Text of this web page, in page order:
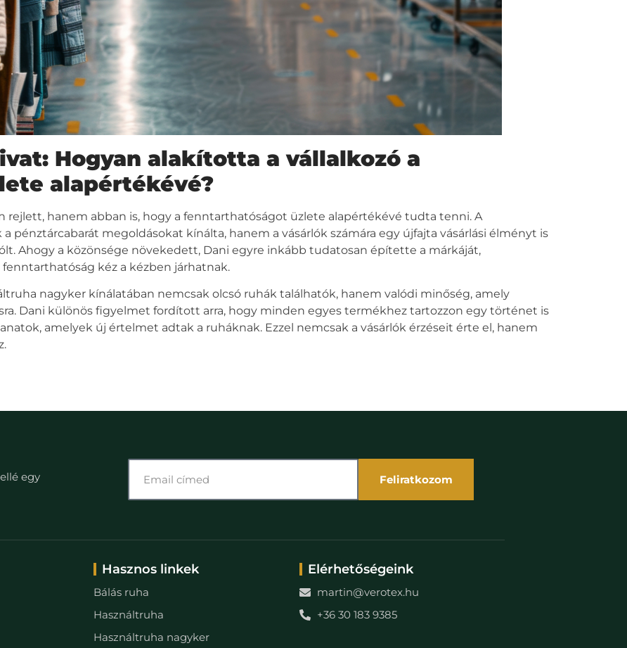
Hogyan alakította a vállalkozó a
alapértékévé?
rejlett, hanem abban is, hogy a fenntarthatóságot üzlete alapértékévé tudta tenni. A
pénztárcabarát megoldásokat kínálta, hanem a vásárlók számára egy újfajta vásárlási élményt is
Ahogy a közönsége növekedett, Dani egyre inkább tudatosan építette a márkáját,
kéz a kézben járhatnak.
nagyker kínálatában nemcsak olcsó ruhák találhatók, hanem valódi minőség, amely
Dani különös figyelmet fordított arra, hogy minden egyes termékhez tartozzon egy történet is
amelyek új értelmet adtak a ruháknak. Ezzel nemcsak a vásárlók érzéseit érte el, hanem
egy
Feliratkozom
Hasznos linkek
Bálás ruha
Használtruha
Használtruha nagyker
Elérhetőségeink
martin@verotex.hu
+36 30 183 9385